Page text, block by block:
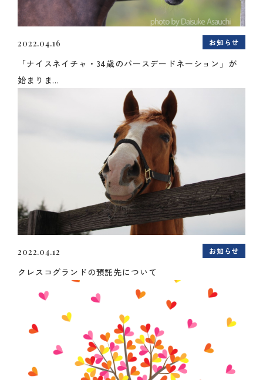
2022.04.16 お知らせ
「ナイスネイチャ・34歳のバースデードネーション」が
始まりま...
2022.04.12 お知らせ
クレスコグランドの預託先について